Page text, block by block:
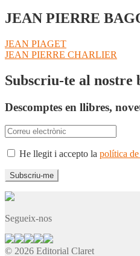
JEAN PIERRE
Navegació
d'entrades
Entrada
anterior:
JEAN PIAGET
Pròxima
JEAN PIERRE CHARLIER
Subscriu-te al nostre
Descomptes en llibres,
He llegit i accepto la política
Segueix-nos
© 2026 Editorial Claret